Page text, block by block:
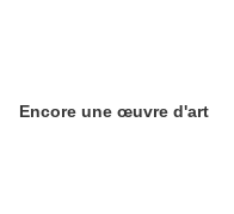
Encore une œuvre d'art